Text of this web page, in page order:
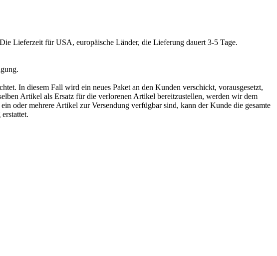
Lieferzeit für USA, europäische Länder, die Lieferung dauert 3-5 Tage.
In diesem Fall wird ein neues Paket an den Kunden verschickt, vorausgesetzt,
Artikel als Ersatz für die verlorenen Artikel bereitzustellen, werden wir dem
oder mehrere Artikel zur Versendung verfügbar sind, kann der Kunde die gesamte